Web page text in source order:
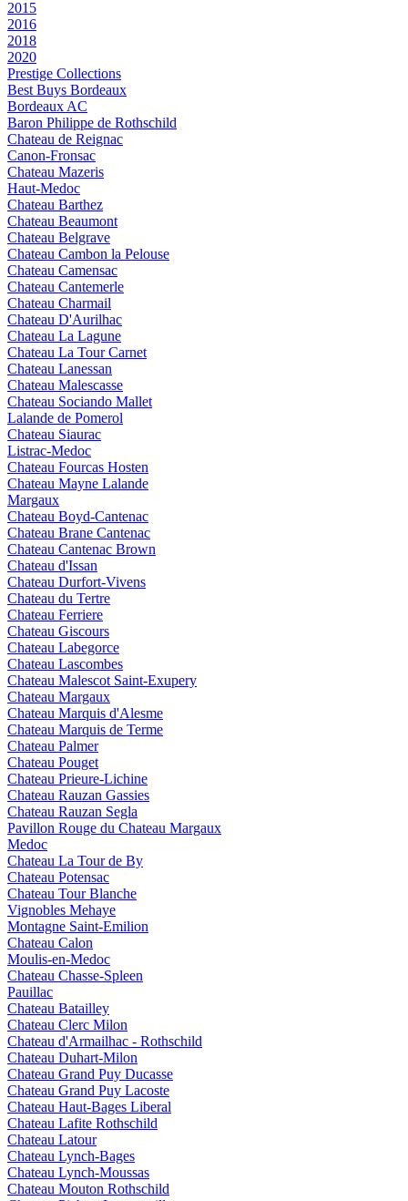
2015
2016
2018
2020
Prestige Collections
Best Buys Bordeaux
Bordeaux AC
Baron Philippe de Rothschild
Chateau de Reignac
Canon-Fronsac
Chateau Mazeris
Haut-Medoc
Chateau Barthez
Chateau Beaumont
Chateau Belgrave
Chateau Cambon la Pelouse
Chateau Camensac
Chateau Cantemerle
Chateau Charmail
Chateau D'Aurilhac
Chateau La Lagune
Chateau La Tour Carnet
Chateau Lanessan
Chateau Malescasse
Chateau Sociando Mallet
Lalande de Pomerol
Chateau Siaurac
Listrac-Medoc
Chateau Fourcas Hosten
Chateau Mayne Lalande
Margaux
Chateau Boyd-Cantenac
Chateau Brane Cantenac
Chateau Cantenac Brown
Chateau d'Issan
Chateau Durfort-Vivens
Chateau du Tertre
Chateau Ferriere
Chateau Giscours
Chateau Labegorce
Chateau Lascombes
Chateau Malescot Saint-Exupery
Chateau Margaux
Chateau Marquis d'Alesme
Chateau Marquis de Terme
Chateau Palmer
Chateau Pouget
Chateau Prieure-Lichine
Chateau Rauzan Gassies
Chateau Rauzan Segla
Pavillon Rouge du Chateau Margaux
Medoc
Chateau La Tour de By
Chateau Potensac
Chateau Tour Blanche
Vignobles Mehaye
Montagne Saint-Emilion
Chateau Calon
Moulis-en-Medoc
Chateau Chasse-Spleen
Pauillac
Chateau Batailley
Chateau Clerc Milon
Chateau d'Armailhac - Rothschild
Chateau Duhart-Milon
Chateau Grand Puy Ducasse
Chateau Grand Puy Lacoste
Chateau Haut-Bages Liberal
Chateau Lafite Rothschild
Chateau Latour
Chateau Lynch-Bages
Chateau Lynch-Moussas
Chateau Mouton Rothschild